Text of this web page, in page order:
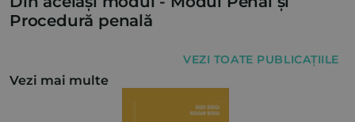
Procedură penală
VEZI TOATE PUBLICAȚIILE
Vezi mai multe